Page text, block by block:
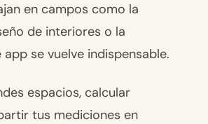
en campos como la
de interiores o la
se vuelve indispensable.
espacios, calcular
tus mediciones en